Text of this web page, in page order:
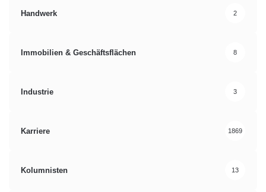
Handwerk 2
Immobilien & Geschäftsflächen 8
Industrie 3
Karriere 1869
Kolumnisten 13